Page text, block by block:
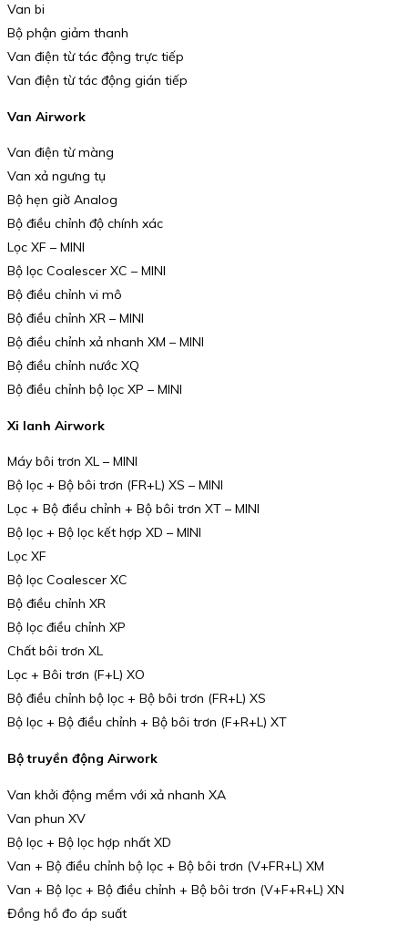
Van bi
Bộ phận giảm thanh
Van điện từ tác động trực tiếp
Van điện từ tác động gián tiếp
Van Airwork
Van điện từ màng
Van xả ngưng tụ
Bộ hẹn giờ Analog
Bộ điều chỉnh độ chính xác
Lọc XF – MINI
Bộ lọc Coalescer XC – MINI
Bộ điều chỉnh vi mô
Bộ điều chỉnh XR – MINI
Bộ điều chỉnh xả nhanh XM – MINI
Bộ điều chỉnh nước XQ
Bộ điều chỉnh bộ lọc XP – MINI
Xi lanh Airwork
Máy bôi trơn XL – MINI
Bộ lọc + Bộ bôi trơn (FR+L) XS – MINI
Lọc + Bộ điều chỉnh + Bộ bôi trơn XT – MINI
Bộ lọc + Bộ lọc kết hợp XD – MINI
Lọc XF
Bộ lọc Coalescer XC
Bộ điều chỉnh XR
Bộ lọc điều chỉnh XP
Chất bôi trơn XL
Lọc + Bôi trơn (F+L) XO
Bộ điều chỉnh bộ lọc + Bộ bôi trơn (FR+L) XS
Bộ lọc + Bộ điều chỉnh + Bộ bôi trơn (F+R+L) XT
Bộ truyền động Airwork
Van khởi động mềm với xả nhanh XA
Van phun XV
Bộ lọc + Bộ lọc hợp nhất XD
Van + Bộ điều chỉnh bộ lọc + Bộ bôi trơn (V+FR+L) XM
Van + Bộ lọc + Bộ điều chỉnh + Bộ bôi trơn (V+F+R+L) XN
Đồng hồ đo áp suất